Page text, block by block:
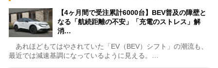
【4ヶ月間で受注累計6000台】BEV普及の障壁と
なる「航続距離の不安」「充電のストレス」解
消…
あれほどもてはやされていた「EV（BEV）シフト」の潮流も、
最近では減速基調になっているように見える。…